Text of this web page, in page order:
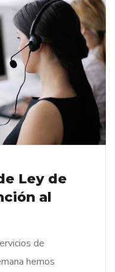
Ley de
al
de
hemos